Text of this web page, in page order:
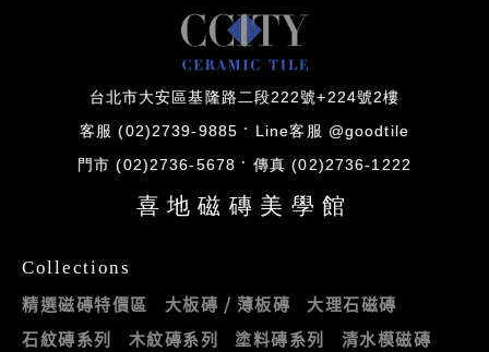
台北市大安區基隆路二段222號+224號2樓
客服 (02)2739-9885 Line客服 @goodtile
門市 (02)2736-5678 傳真 (02)2736-1222
喜地磁磚美學館
Collections
精選磁磚特價區 大板磚 / 薄板磚
大理石磁磚
石紋磚系列
木紋磚系列 塗料磚系列
清水模磁磚